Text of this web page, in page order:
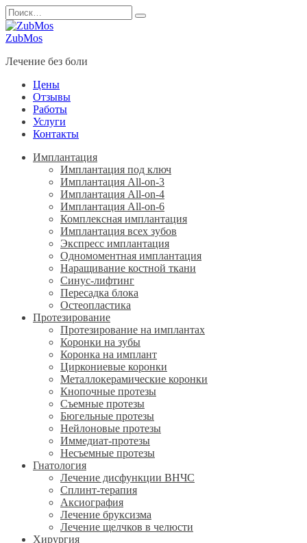
Перейти
к
содержанию
Search
for:
ZubMos
Лечение без боли
Цены
Отзывы
Работы
Услуги
Контакты
Имплантация
Имплантация под ключ
Имплантация All-on-3
Имплантация All-on-4
Имплантация All-on-6
Комплексная имплантация
Имплантация всех зубов
Экспресс имплантация
Одномоментная имплантация
Наращивание костной ткани
Синус-лифтинг
Пересадка блока
Остеопластика
Протезирование
Протезирование на имплантах
Коронки на зубы
Коронка на имплант
Циркониевые коронки
Металлокерамические коронки
Кнопочные протезы
Съемные протезы
Бюгельные протезы
Нейлоновые протезы
Иммедиат-протезы
Несъемные протезы
Гнатология
Лечение дисфункции ВНЧС
Сплинт-терапия
Аксиография
Лечение бруксизма
Лечение щелчков в челюсти
Хирургия